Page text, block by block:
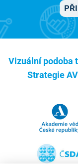
Vizuální podoba
Strategie